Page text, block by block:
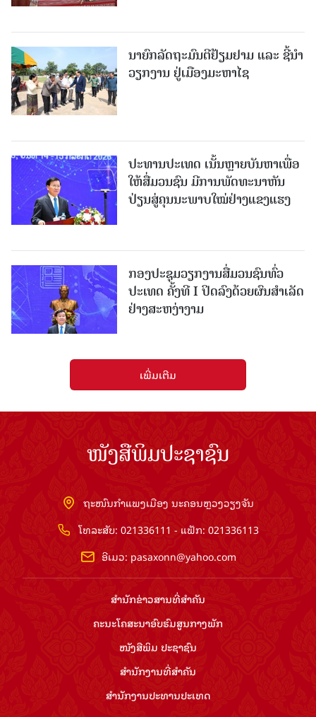
ນາຍົກລັດຖະມົນຕີຢ້ຽມຢາມ ແລະ ຊີ້ນຳ
ວຽກງານ ຢູ່ເມືອງມະຫາໄຊ
ປະທານປະເທດ ເນັ້ນຫຼາຍບັນຫາເພື່ອ
ໃຫ້ສື່ມວນຊົນ ມີການພັດທະນາຫັນ
ປ່ຽນສູ່ຄຸນນະພາບໃໝ່ຢ່າງແຂງແຮງ
ກອງປະຊຸມວຽກງານສື່ມວນຊົນທົ່ວ
ປະເທດ ຄັ້ງທີ I ປິດລົງດ້ວຍຜົນສໍາເລັດ
ຢ່າງສະຫງ່າງາມ
ເພີ່ມເຕີມ
ໜັງສືພິມປະຊາຊົນ
ຖະໜົນກຳແພງເມືອງ ນະຄອນຫຼວງວຽງຈັນ
ໂທລະສັບ: 021336111 - ແຟັກ: 021336113
ອີເມວ: pasaxonn@yahoo.com
ສຳ​ນັກ​ຂ່າວ​ສານ​ທີ່​ສຳ​ຄັນ​
ຄະນະໂຄສະນາອົບຮົມ​ສູນ​ກາງ​ພັກ
ໜັງສືພິມ ປະ​ຊາ​ຊົນ
ສຳ​ນັກ​ງານ​ທີ່​ສຳ​ຄັນ
ສຳ​ນັກ​ງານ​ປະ​ທານ​ປະ​ເທດ